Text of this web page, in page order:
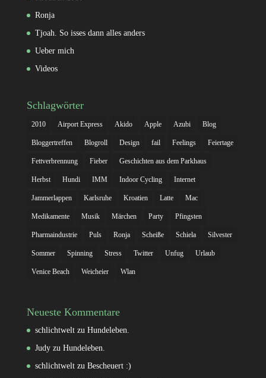
Ronja
Tjoah. So isses dann alles anders
Ueber mich
Videos
Schlagwörter
2010 Airport Express Akido Apple Azubi Blog
Bloggertreffen Blogroll Design fail Feelings Feiertage
Fettverbrennung Fieber Geschichten aus dem Parkhaus
Herbst Hundi IMM Indoor Cycling Internet
Jammerlappen Karlsruhe Kroatien Latte Mac
Medikamente Musik Märchen Party Pfingsten
Pharmaindustrie Puls Ronja Scheiße Schiela Silvester
Sommer Spinning Stress Twitter Unfug Urlaub
Venice Beach Weicheier Wlan
Neueste Kommentare
schlichtweltzu Hundeleben.
Judyzu Hundeleben.
schlichtweltzu Bescheuert :)